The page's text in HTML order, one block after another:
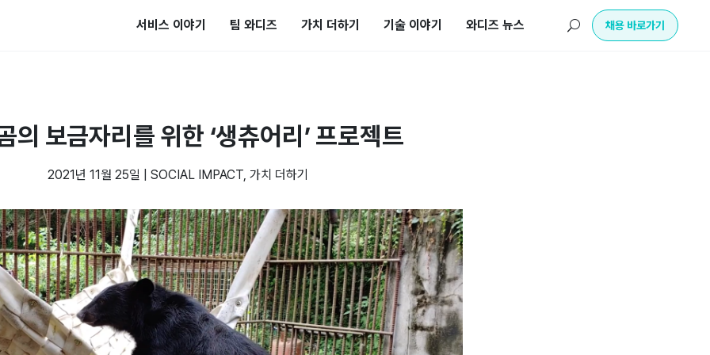
서비스 이야기 팀 와디즈 가치 더하기 기술 이야기 와디즈 뉴스 U 채용 바로가기
의 보금자리를 위한 ‘생츄어리’ 프로젝트
2021년 11월 25일 SOCIAL IMPACT, 가치 더하기